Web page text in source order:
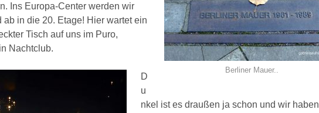
Berliner Mauer..
Ins Europa-Center werden wir
ab in die 20. Etage! Hier wartet ein
Tisch auf uns im Puro,
Nachtclub.
D
u
nkel ist es draußen ja schon und wir haben